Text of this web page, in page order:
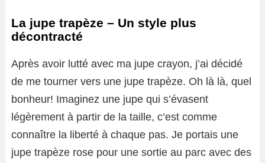
La jupe trapèze – Un style plus
décontracté
Après avoir lutté avec ma jupe crayon, j’ai décidé
de me tourner vers une jupe trapèze. Oh là là, quel
bonheur! Imaginez une jupe qui s’évasent
légèrement à partir de la taille, c’est comme
connaître la liberté à chaque pas. Je portais une
jupe trapèze rose pour une sortie au parc avec des